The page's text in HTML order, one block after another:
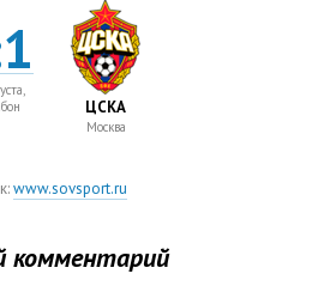
ЦСКА
Москва
www.sovsport.ru
комментарий